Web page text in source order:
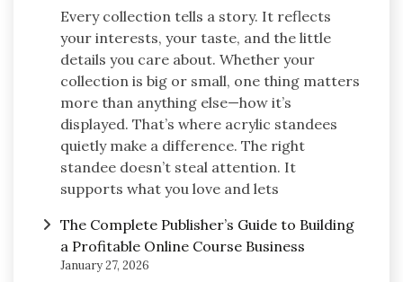
Every collection tells a story. It reflects
your interests, your taste, and the little
details you care about. Whether your
collection is big or small, one thing matters
more than anything else—how it’s
displayed. That’s where acrylic standees
quietly make a difference. The right
standee doesn’t steal attention. It
supports what you love and lets
The Complete Publisher’s Guide to Building
a Profitable Online Course Business
January 27, 2026